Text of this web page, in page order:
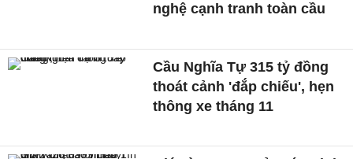
nghệ cạnh tranh toàn cầu
Cầu Nghĩa Tự 315 tỷ đồng
thoát cảnh 'đắp chiếu', hẹn
thông xe tháng 11